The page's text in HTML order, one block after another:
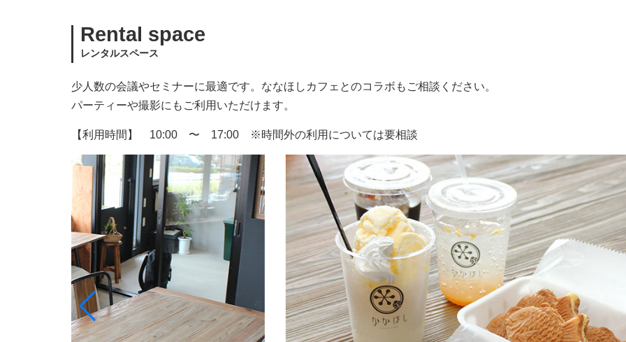
Rental space
レンタルスペース
少人数の会議やセミナーに最適です。ななほしカフェとのコラボもご相談ください。
パーティーや撮影にもご利用いただけます。
【利用時間】 10:00 〜 17:00 ※時間外の利用については要相談